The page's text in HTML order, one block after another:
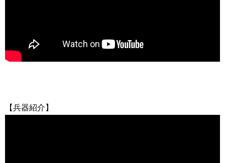
【兵器紹介】